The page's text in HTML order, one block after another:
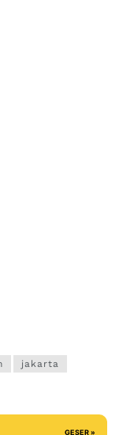
jakarta
GESER »